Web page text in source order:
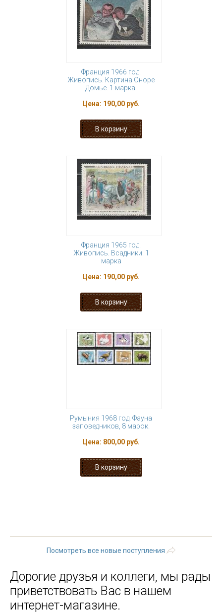
Франция 1966 год.
Живопись. Картина Оноре
Домье. 1 марка.
Цена: 190,00 руб.
Франция 1965 год.
Живопись. Всадники. 1
марка
Цена: 190,00 руб.
Румыния 1968 год. Фауна
заповедников, 8 марок.
Цена: 800,00 руб.
Посмотреть все новые поступления
Дорогие друзья и коллеги, мы рады
приветствовать Вас в нашем
интернет-магазине.